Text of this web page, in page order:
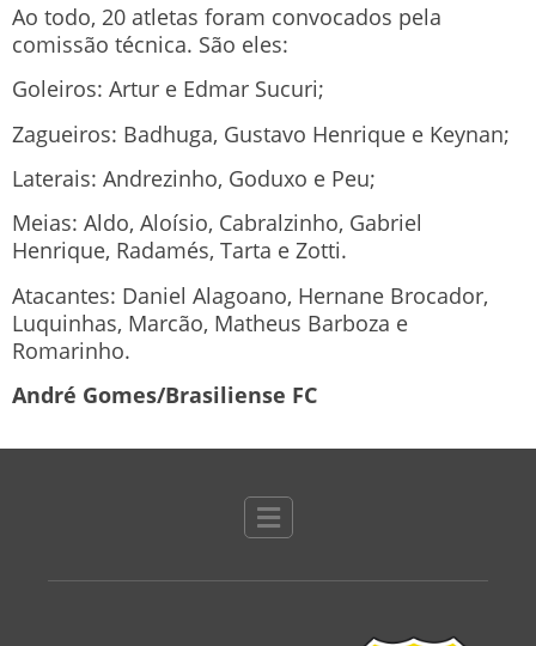
Ao todo, 20 atletas foram convocados pela
comissão técnica. São eles:
Goleiros: Artur e Edmar Sucuri;
Zagueiros: Badhuga, Gustavo Henrique e Keynan;
Laterais: Andrezinho, Goduxo e Peu;
Meias: Aldo, Aloísio, Cabralzinho, Gabriel
Henrique, Radamés, Tarta e Zotti.
Atacantes: Daniel Alagoano, Hernane Brocador,
Luquinhas, Marcão, Matheus Barboza e
Romarinho.
André Gomes/Brasiliense FC